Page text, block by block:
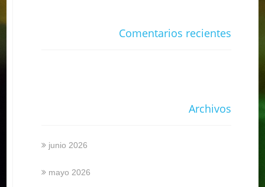
Comentarios recientes
Archivos
junio 2026
mayo 2026